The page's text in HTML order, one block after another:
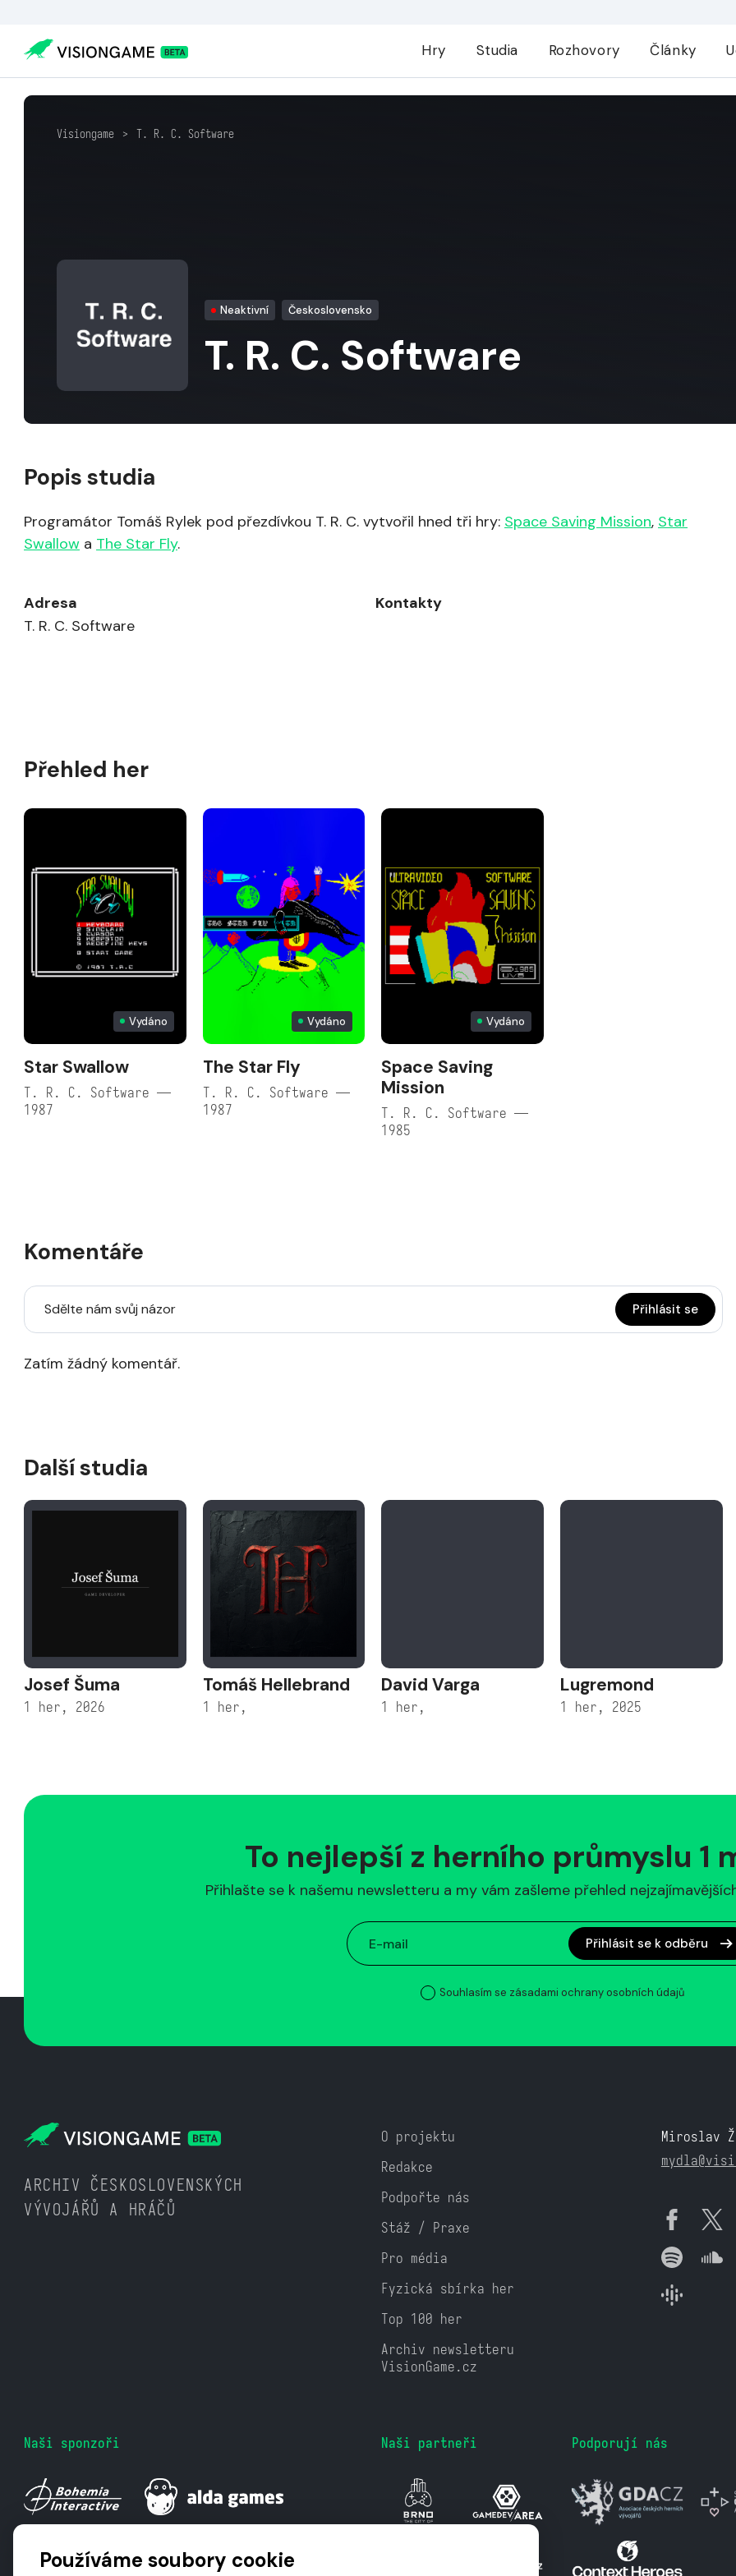
Hry Studia Rozhovory Články
Visiongame > T. R. C. Software
Neaktivní Československo
T. R. C. Software
Popis studia
Programátor Tomáš Rylek pod přezdívkou T. R. C. vytvořil hned tři hry: Space Saving Mission, Star
Swallow a The Star Fly.
Adresa
T. R. C. Software
Kontakty
Přehled her
Vydáno
Star Swallow
T. R. C. Software —
1987
Vydáno
The Star Fly
T. R. C. Software —
1987
Vydáno
Space Saving
Mission
T. R. C. Software —
1985
Komentáře
Sdělte nám svůj názor Přihlásit se
Zatím žádný komentář.
Další studia
Josef Šuma
1 her, 2026
Tomáš Hellebrand
1 her,
David Varga
1 her,
Lugremond
1 her, 2025
To nejlepší z herního průmyslu 1
Přihlašte se k našemu newsletteru a my vám zašleme přehled
Přihlásit se k odběru
Souhlasím se zásadami ochrany osobních údajů
ARCHIV ČESKOSLOVENSKÝCH
VÝVOJÁŘŮ A HRÁČŮ
O projektu
Redakce
Podpořte nás
Stáž / Praxe
Pro média
Fyzická sbírka her
Top 100 her
Archiv newsletteru
VisionGame.cz
Miroslav
Naši sponzoři Naši partneři Podporují nás
Používáme soubory cookie